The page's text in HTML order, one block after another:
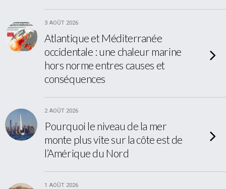
3 AOÛT 2026
Atlantique et Méditerranée
occidentale : une chaleur marine
hors norme entres causes et
conséquences
2 AOÛT 2026
Pourquoi le niveau de la mer
monte plus vite sur la côte est de
l’Amérique du Nord
1 AOÛT 2026